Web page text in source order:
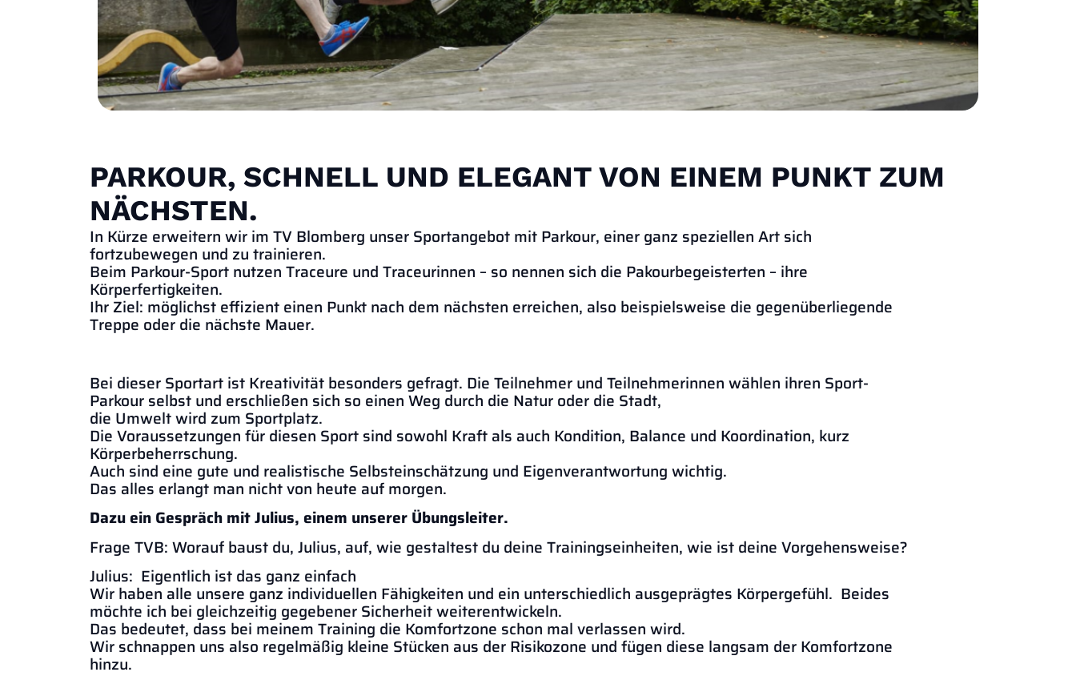
PARKOUR, SCHNELL UND ELEGANT VON EINEM PUNKT ZUM
NÄCHSTEN.
In Kürze erweitern wir im TV Blomberg unser Sportangebot mit Parkour, einer ganz speziellen Art sich
fortzubewegen und zu trainieren.
Beim Parkour-Sport nutzen Traceure und Traceurinnen – so nennen sich die Pakourbegeisterten – ihre
Körperfertigkeiten.
Ihr Ziel: möglichst effizient einen Punkt nach dem nächsten erreichen, also beispielsweise die gegenüberliegende
Treppe oder die nächste Mauer.
Bei dieser Sportart ist Kreativität besonders gefragt. Die Teilnehmer und Teilnehmerinnen wählen ihren Sport-
Parkour selbst und erschließen sich so einen Weg durch die Natur oder die Stadt,
die Umwelt wird zum Sportplatz.
Die Voraussetzungen für diesen Sport sind sowohl Kraft als auch Kondition, Balance und Koordination, kurz
Körperbeherrschung.
Auch sind eine gute und realistische Selbsteinschätzung und Eigenverantwortung wichtig.
Das alles erlangt man nicht von heute auf morgen.
Dazu ein Gespräch mit Julius, einem unserer Übungsleiter.
Frage TVB: Worauf baust du, Julius, auf, wie gestaltest du deine Trainingseinheiten, wie ist deine Vorgehensweise?
Julius: Eigentlich ist das ganz einfach
Wir haben alle unsere ganz individuellen Fähigkeiten und ein unterschiedlich ausgeprägtes Körpergefühl. Beides
möchte ich bei gleichzeitig gegebener Sicherheit weiterentwickeln.
Das bedeutet, dass bei meinem Training die Komfortzone schon mal verlassen wird.
Wir schnappen uns also regelmäßig kleine Stücken aus der Risikozone und fügen diese langsam der Komfortzone
hinzu.